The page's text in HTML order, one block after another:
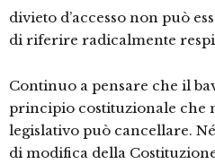
divieto d’accesso non può
di riferire radicalmente
Continuo a pensare che il
principio costituzionale che
legislativo può cancellare.
di modifica della